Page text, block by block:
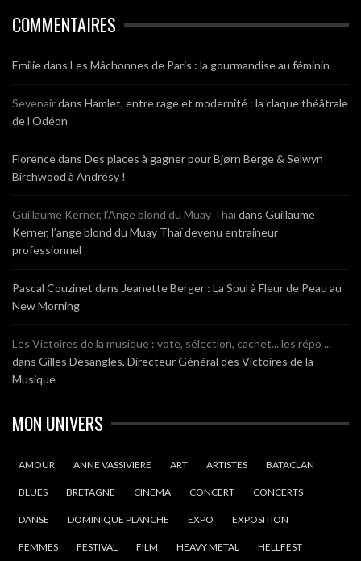
COMMENTAIRES
Emiliedans Les Mâchonnes de Paris : la gourmandise au féminin
Sevenairdans Hamlet, entre rage et modernité : la claque théâtrale
de l’Odéon
Florencedans Des places à gagner pour Bjørn Berge & Selwyn
Birchwood à Andrésy !
Guillaume Kerner, l’Ange blond du Muay Thaïdans Guillaume
Kerner, l’ange blond du Muay Thaï devenu entraineur
professionnel
Pascal Couzinet dans Jeanette Berger : La Soul à Fleur de Peau au
New Morning
Les Victoires de la musique : vote, sélection, cachet... les répo ...
dans Gilles Desangles, Directeur Général des Victoires de la
Musique
MON UNIVERS
AMOUR ANNE VASSIVIERE ART ARTISTES BATACLAN
BLUES BRETAGNE CINEMA CONCERT CONCERTS
DANSE DOMINIQUE PLANCHE EXPO EXPOSITION
FEMMES FESTIVAL FILM HEAVY METAL HELLFEST